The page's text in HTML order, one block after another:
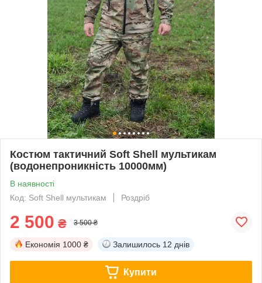
Костюм тактичний Soft Shell мультикам
(водонепроникність 10000мм)
В наявності
Код: Soft Shell мультикам
Роздріб
2 500 ₴ 3 500 ₴
Економія 1000 ₴ Залишилось 12 днів
Купити